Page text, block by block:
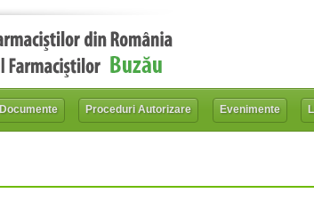
Documente Proceduri Autorizare Evenimente